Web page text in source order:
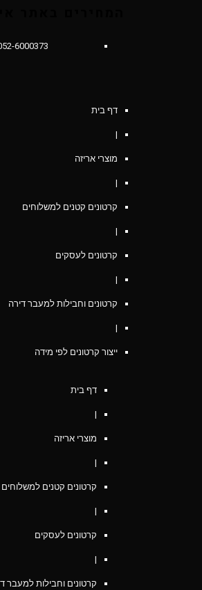
6000373
דף בית
|
מוצרי אריזה
|
קרטונים קטנים למשלוחים
|
קרטונים לעסקים
|
קרטונים וחבילות למעבר דירה
|
ייצור קרטונים לפי מידה
דף בית
|
מוצרי אריזה
|
קרטונים קטנים למשלוחים
|
קרטונים לעסקים
|
קרטונים וחבילות למעבר